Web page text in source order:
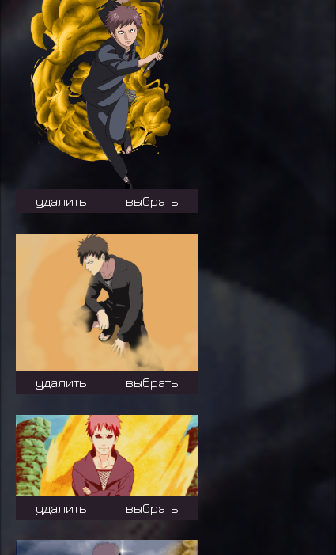
удалить выбрать
удалить выбрать
удалить выбрать